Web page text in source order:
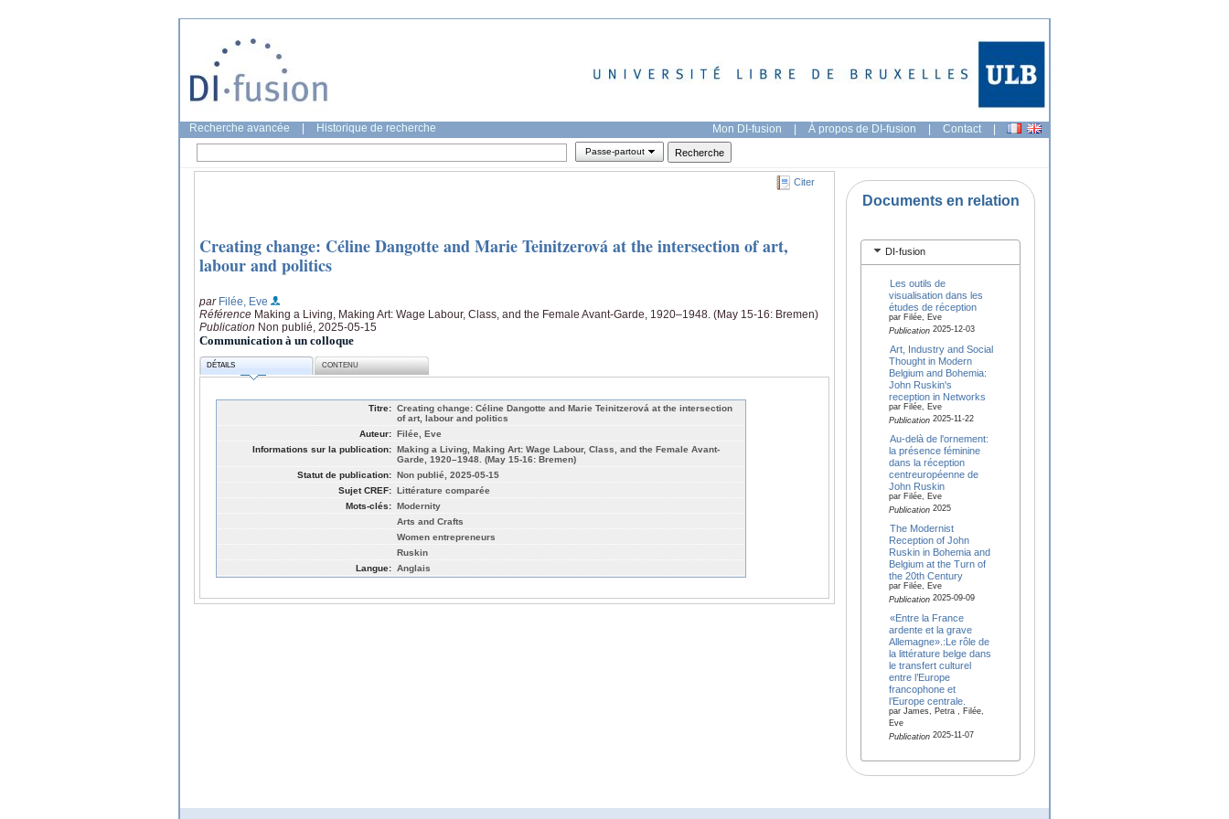
Recherche avancée Historique de recherche Mon DI-fusion | À propos de DI-fusion | Contact |
Passe-partout
Citer
Creating change: Céline Dangotte and Marie Teinitzerová at the intersection of art,
labour and politics
par Filée, Eve
Référence Making a Living, Making Art: Wage Labour, Class, and the Female Avant-Garde, 1920–1948. (May 15-16: Bremen)
Publication Non publié, 2025-05-15
Communication à un colloque
DÉTAILS CONTENU
Titre: Creating change: Céline Dangotte and Marie Teinitzerová at the intersection
of art, labour and politics
Auteur: Filée, Eve
Informations sur la publication: Making a Living, Making Art: Wage Labour, Class, and the Female Avant-
Garde, 1920–1948. (May 15-16: Bremen)
Statut de publication: Non publié, 2025-05-15
Sujet CREF: Littérature comparée
Mots-clés: Modernity
Arts and Crafts
Women entrepreneurs
Ruskin
Langue: Anglais
Documents en relation
DI-fusion
Les outils de
visualisation dans les
études de réception
par Filée, Eve
Publication2025-12-03
Art, Industry and Social
Thought in Modern
Belgium and Bohemia:
John Ruskin's
reception in Networks
par Filée, Eve
Publication2025-11-22
Au-delà de l'ornement:
la présence féminine
dans la réception
centreuropéenne de
John Ruskin
par Filée, Eve
Publication2025
The Modernist
Reception of John
Ruskin in Bohemia and
Belgium at the Turn of
the 20th Century
par Filée, Eve
Publication2025-09-09
«Entre la France
ardente et la grave
Allemagne».:Le rôle de
la littérature belge dans
le transfert culturel
entre l’Europe
francophone et
l’Europe centrale.
par James, Petra , Filée,
Eve
Publication2025-11-07